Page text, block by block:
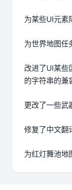
为某些UI元素
为世界地图任
改进了UI某些
的字符串的兼
更改了一些武
修复了中文翻
为红灯舞池地